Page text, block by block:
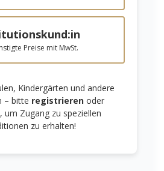
Preise mit MwSt.
Kindergärten und andere
– bitte registrieren oder
, um Zugang zu speziellen
zu erhalten!
Gut lesbare Schrift